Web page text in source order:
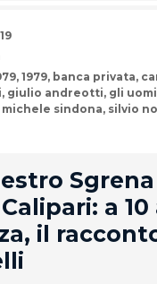
, 1979, banca privata,
, giulio andreotti, gli
michele sindona, silvio
a
il